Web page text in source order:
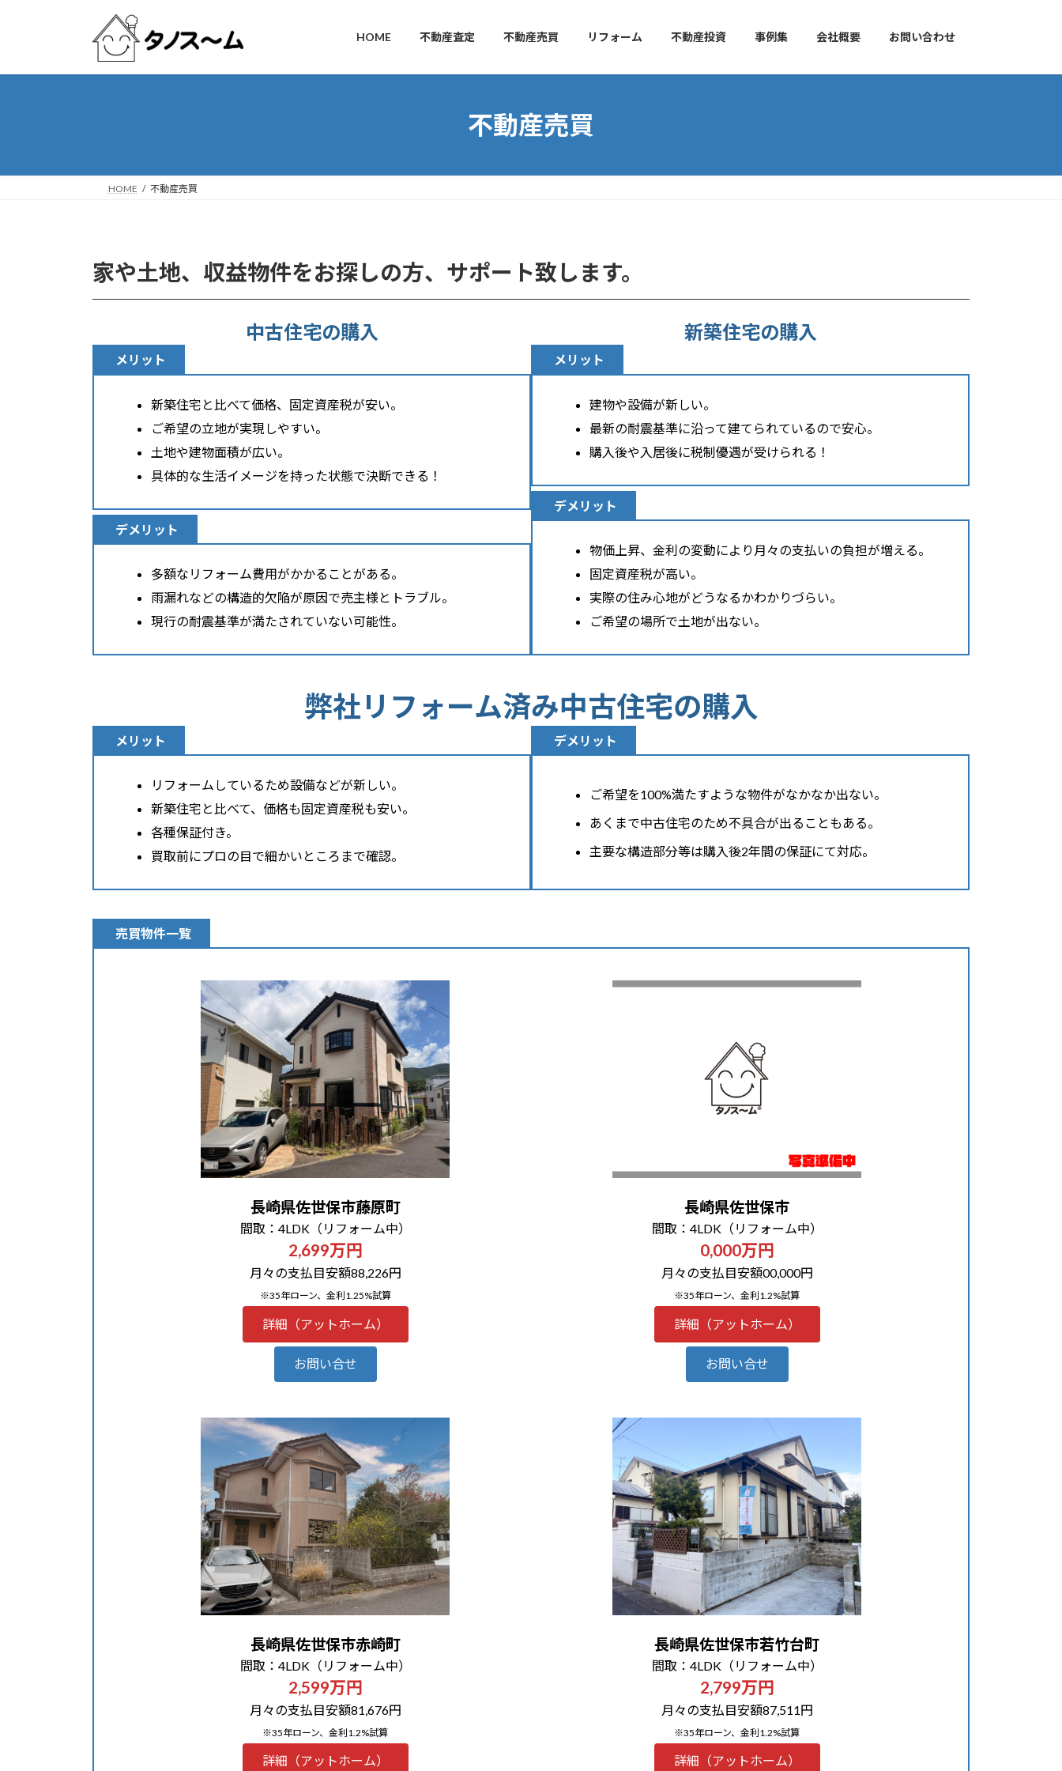
プ
動
HOME 不動産査定 不動産売買 リフォーム 不動産投資 事例集 会社概要 お問い合わせ
不動産売買
HOME 不動産売買
家や土地、収益物件をお探しの方、サポート致します。
中古住宅の購入
メリット
新築住宅と比べて価格、固定資産税が安い。
ご希望の立地が実現しやすい。
土地や建物面積が広い。
具体的な生活イメージを持った状態で決断できる！
デメリット
多額なリフォーム費用がかかることがある。
雨漏れなどの構造的欠陥が原因で売主様とトラブル。
現行の耐震基準が満たされていない可能性。
新築住宅の購入
メリット
建物や設備が新しい。
最新の耐震基準に沿って建てられているので安心。
購入後や入居後に税制優遇が受けられる！
デメリット
物価上昇、金利の変動により月々の支払いの負担が増える。
固定資産税が高い。
実際の住み心地がどうなるかわかりづらい。
ご希望の場所で土地が出ない。
弊社リフォーム済み中古住宅の購入
メリット
リフォームしているため設備などが新しい。
新築住宅と比べて、価格も固定資産税も安い。
各種保証付き。
買取前にプロの目で細かいところまで確認。
デメリット
ご希望を100%満たすような物件がなかなか出ない。
あくまで中古住宅のため不具合が出ることもある。
主要な構造部分等は購入後2年間の保証にて対応。
売買物件一覧
長崎県佐世保市藤原町
間取：4LDK（リフォーム中）
2,699万円
月々の支払目安額88,226円
※35年ローン、金利1.25%試算
詳細（アットホーム）
お問い合せ
長崎県佐世保市
間取：4LDK（リフォーム中）
0,000万円
月々の支払目安額00,000円
※35年ローン、金利1.2%試算
詳細（アットホーム）
お問い合せ
長崎県佐世保市赤崎町
間取：4LDK（リフォーム中）
2,599万円
月々の支払目安額81,676円
※35年ローン、金利1.2%試算
詳細（アットホーム）
長崎県佐世保市若竹台町
間取：4LDK（リフォーム中）
2,799万円
月々の支払目安額87,511円
※35年ローン、金利1.2%試算
詳細（アットホーム）